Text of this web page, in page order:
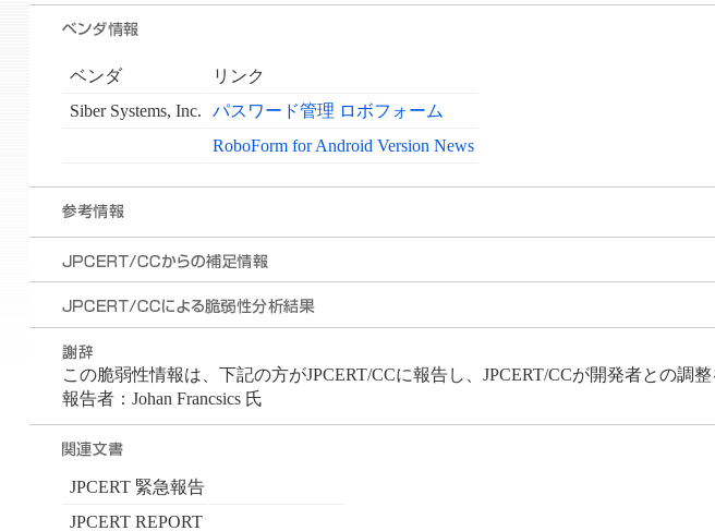
ベンダ
リンク
Siber Systems, Inc.
パスワード管理 ロボフォーム
RoboForm for Android Version News
この脆弱性情報は、下記の方がJPCERT/CCに報告し、JPCERT/CCが開発者との調整
報告者：Johan Francsics 氏
JPCERT 緊急報告
JPCERT REPORT